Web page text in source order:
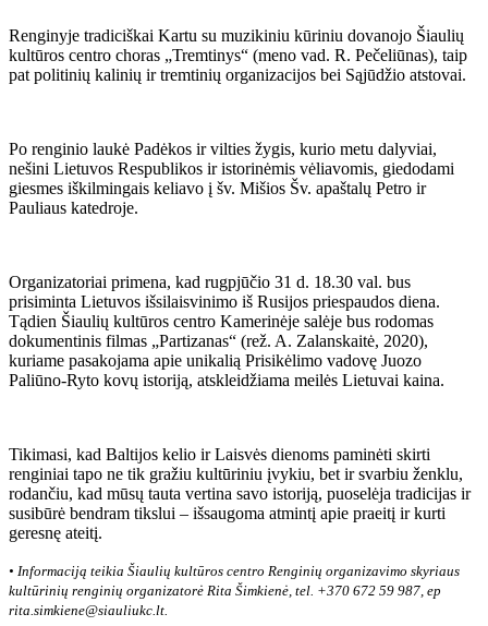
Renginyje tradiciškai Kartu su muzikiniu kūriniu dovanojo Šiaulių
kultūros centro choras „Tremtinys“ (meno vad. R. Pečeliūnas), taip
pat politinių kalinių ir tremtinių organizacijos bei Sąjūdžio atstovai.
Po renginio laukė Padėkos ir vilties žygis, kurio metu dalyviai,
nešini Lietuvos Respublikos ir istorinėmis vėliavomis, giedodami
giesmes iškilmingais keliavo į šv. Mišios Šv. apaštalų Petro ir
Pauliaus katedroje.
Organizatoriai primena, kad rugpjūčio 31 d. 18.30 val. bus
prisiminta Lietuvos išsilaisvinimo iš Rusijos priespaudos diena.
Tądien Šiaulių kultūros centro Kamerinėje salėje bus rodomas
dokumentinis filmas „Partizanas“ (rež. A. Zalanskaitė, 2020),
kuriame pasakojama apie unikalią Prisikėlimo vadovę Juozo
Paliūno-Ryto kovų istoriją, atskleidžiama meilės Lietuvai kaina.
Tikimasi, kad Baltijos kelio ir Laisvės dienoms paminėti skirti
renginiai tapo ne tik gražiu kultūriniu įvykiu, bet ir svarbiu ženklu,
rodančiu, kad mūsų tauta vertina savo istoriją, puoselėja tradicijas ir
susibūrė bendram tikslui – išsaugoma atmintį apie praeitį ir kurti
geresnę ateitį.
• Informaciją teikia Šiaulių kultūros centro Renginių organizavimo skyriaus
kultūrinių renginių organizatorė Rita Šimkienė, tel. +370 672 59 987, ep
rita.simkiene@siauliukc.lt.